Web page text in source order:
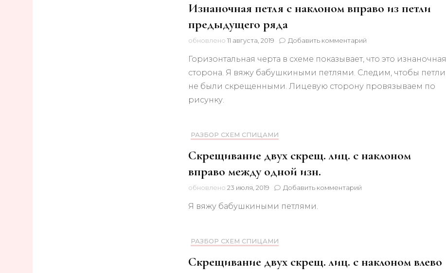
Изнаночная петля с наклоном вправо из петли
предыдущего ряда
обновлено 11 августа, 2019 Добавить комментарий
Изнаночная
петля
наклоном
Горизонтальная черта в схеме показывает, что это изнаночная
сторона. Я вяжу бабушкиными петлями. Следим, чтобы петли
не были скрещенными. Лицевую сторону провязываем по
рисунку.
РАЗБОР СХЕМ СПИЦАМИ
Скрещивание двух скрещ. лиц. с наклоном
вправо между одной изн.
обновлено 23 июля, 2019 Добавить комментарий
вправо
Я вяжу бабушкиными петлями.
РАЗБОР СХЕМ СПИЦАМИ
Скрещивание двух скрещ. лиц. с наклоном влево